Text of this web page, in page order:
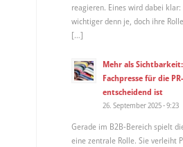
reagieren. Eines wird dabei klar:
wichtiger denn je, doch ihre
[…]
Mehr als
Fachpresse für die
entscheidend ist
26. September 2025 - 9:23
Gerade im B2B-Bereich spielt
eine zentrale Rolle. Sie verleiht